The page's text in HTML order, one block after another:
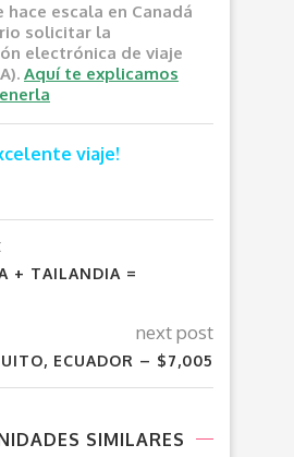
hace escala en Canadá
solicitar la
electrónica de viaje
Aquí te explicamos
viaje!
+ TAILANDIA =
next post
ECUADOR – $7,005
SIMILARES